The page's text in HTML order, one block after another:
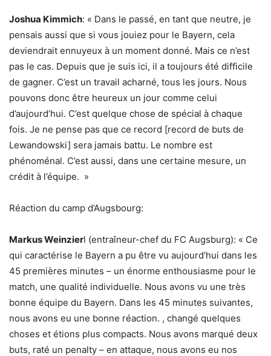
Joshua Kimmich: « Dans le passé, en tant que neutre, je
pensais aussi que si vous jouiez pour le Bayern, cela
deviendrait ennuyeux à un moment donné. Mais ce n’est
pas le cas. Depuis que je suis ici, il a toujours été difficile
de gagner. C’est un travail acharné, tous les jours. Nous
pouvons donc être heureux un jour comme celui
d’aujourd’hui. C’est quelque chose de spécial à chaque
fois. Je ne pense pas que ce record [record de buts de
Lewandowski] sera jamais battu. Le nombre est
phénoménal. C’est aussi, dans une certaine mesure, un
crédit à l’équipe. »
Réaction du camp d’Augsbourg:
Markus Weinzierl (entraîneur-chef du FC Augsburg): « Ce
qui caractérise le Bayern a pu être vu aujourd’hui dans les
45 premières minutes – un énorme enthousiasme pour le
match, une qualité individuelle. Nous avons vu une très
bonne équipe du Bayern. Dans les 45 minutes suivantes,
nous avons eu une bonne réaction. , changé quelques
choses et étions plus compacts. Nous avons marqué deux
buts, raté un penalty – en attaque, nous avons eu nos